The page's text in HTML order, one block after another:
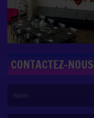
CONTACTEZ-NOUS